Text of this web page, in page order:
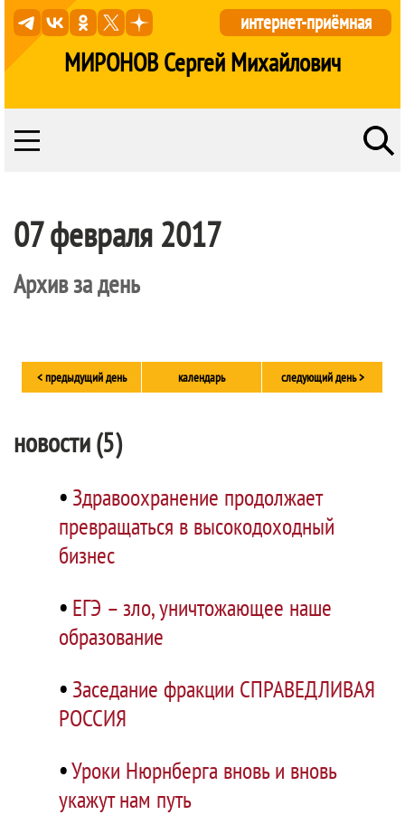
МИРОНОВ Сергей Михайлович
интернет-приёмная
07 февраля 2017
Архив за день
< предыдущий день календарь следующий день >
новости (5)
• Здравоохранение продолжает
превращаться в высокодоходный
бизнес
• ЕГЭ – зло, уничтожающее наше
образование
• Заседание фракции СПРАВЕДЛИВАЯ
РОССИЯ
•Уроки Нюрнберга вновь и вновь
укажут нам путь